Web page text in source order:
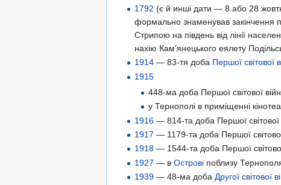
1792 (є й инші дати — 8 або 28
формально знаменував закінчення
Стрипою на південь від лінії
нахію Кам’янецького еялету
1914 — 83-тя доба Першої світової
1915
448-ма доба Першої світової
у Тернополі в приміщенні
1916 — 814-та доба Першої світової
1917 — 1179-та доба Першої
1918 — 1544-та доба Першої
1927 — вОстрові поблизу
1939 — 48-ма добаДругої світової